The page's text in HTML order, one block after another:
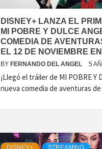
DISNEY+ LANZA EL
MI POBRE Y DULCE
COMEDIA DE
EL 12 DE NOVIEMBRE
BY FERNANDO DEL ANGEL 5
¡Llegó el tráiler de MI POBRE Y
nueva comedia de aventuras
DISNEY+ STREAMING